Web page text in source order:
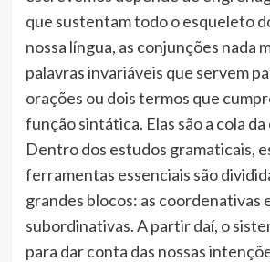
que sustentam todo o esqueleto
nossa língua, as conjunções nada
palavras invariáveis que servem
orações ou dois termos que
função sintática. Elas são a cola
Dentro dos estudos gramaticais,
ferramentas essenciais são
grandes blocos: as coordenativas
subordinativas. A partir daí, o
para dar conta das nossas